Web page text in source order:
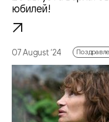
юбилей!
07 August ‘24